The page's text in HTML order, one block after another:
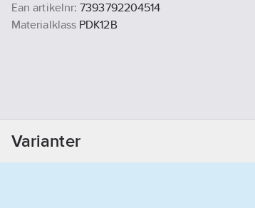
Ean artikelnr: 7393792204514
Materialklass PDK12B
Varianter